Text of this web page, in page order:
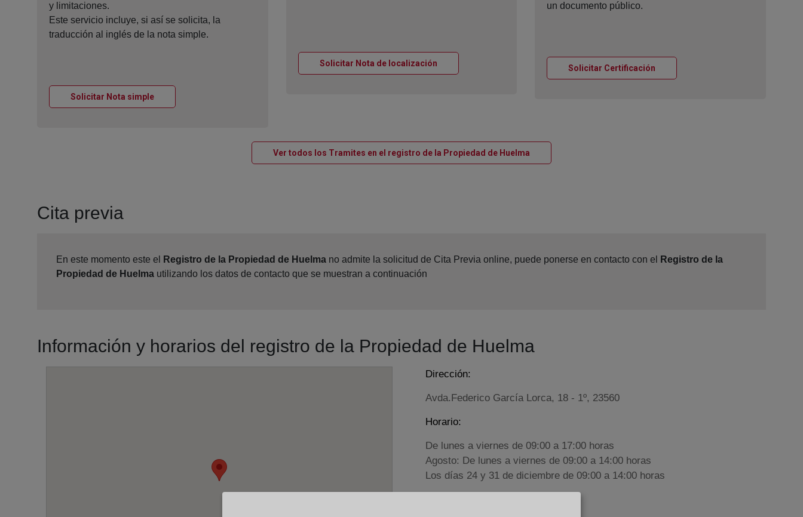
y limitaciones.
Este servicio incluye, si así se solicita, la
traducción al inglés de la nota simple.
Solicitar Nota simpleVentana nueva
Solicitar Nota de localizaciónVentana nueva
un documento público.
Solicitar Certificación
Ver todos los Tramites en el registro de la Propiedad de Huelma
Cita previa
En este momento este el Registro de la Propiedad de Huelma no admite la solicitud de Cita Previa online, puede ponerse en contacto con el
Registro de la
Propiedad de Huelma utilizando los datos de contacto que se muestran a continuación
Información y horarios del registro de la Propiedad de Huelma
Dirección:
Avda.Federico García Lorca, 18 - 1º, 23560
Horario:
De lunes a viernes de 09:00 a 17:00 horas
Agosto: De lunes a viernes de 09:00 a 14:00 horas
Los días 24 y 31 de diciembre de 09:00 a 14:00 horas